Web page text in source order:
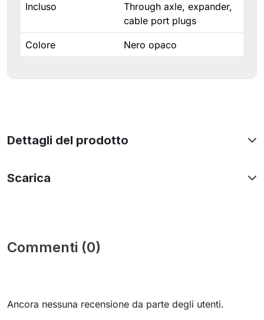
Incluso
Through axle, expander,
cable port plugs
Colore Nero opaco
Dettagli del prodotto
Scarica
Commenti (0)
Ancora nessuna recensione da parte degli utenti.